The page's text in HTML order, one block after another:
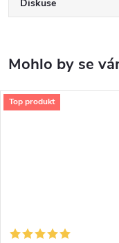
Diskuse
Top produkt